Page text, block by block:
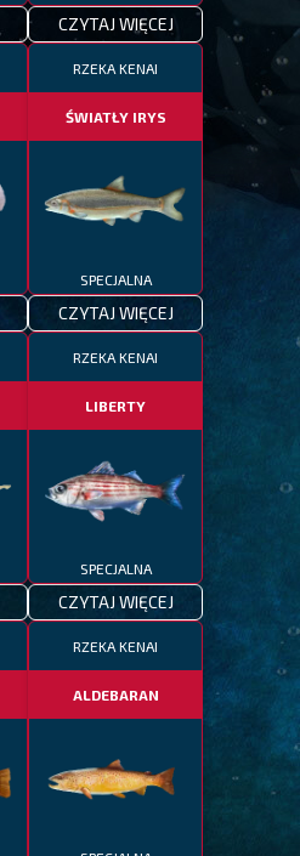
CZYTAJ WIĘCEJ
RZEKA KENAI
ŚWIATŁY IRYS
SPECJALNA
CZYTAJ WIĘCEJ
RZEKA KENAI
LIBERTY
SPECJALNA
CZYTAJ WIĘCEJ
RZEKA KENAI
ALDEBARAN